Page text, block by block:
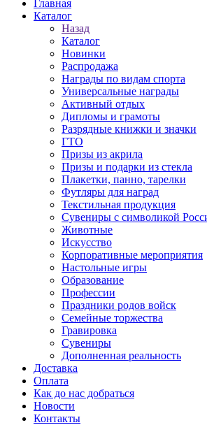
Главная
Каталог
Назад
Каталог
Новинки
Распродажа
Награды по видам спорта
Универсальные награды
Активный отдых
Дипломы и грамоты
Разрядные книжки и значки
ГТО
Призы из акрила
Призы и подарки из стекла
Плакетки, панно, тарелки
Футляры для наград
Текстильная продукция
Сувениры с символикой
Животные
Искусство
Корпоративные мероприятия
Настольные игры
Образование
Профессии
Праздники родов войск
Семейные торжества
Гравировка
Сувениры
Дополненная реальность
Доставка
Оплата
Как до нас добраться
Новости
Контакты